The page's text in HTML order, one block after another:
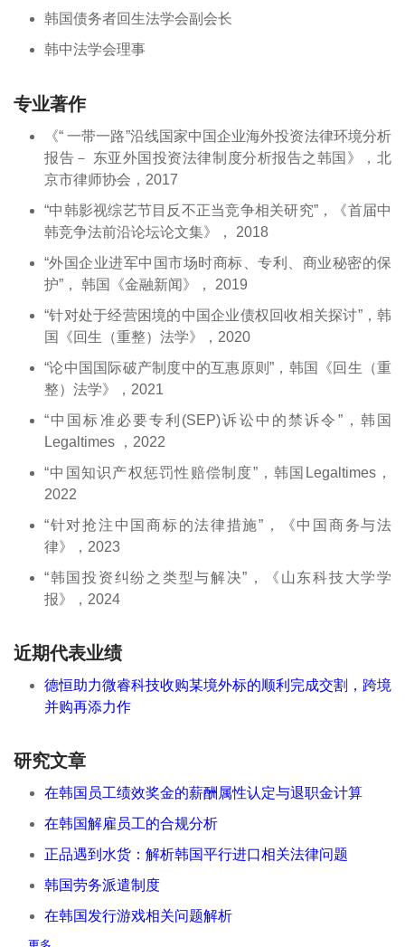
韩国债务者回生法学会副会长
韩中法学会理事
专业著作
《“ 一带一路”沿线国家中国企业海外投资法律环境分析
报告－ 东亚外国投资法律制度分析报告之韩国》，北
京市律师协会，2017
“中韩影视综艺节目反不正当竞争相关研究”，《首届中
韩竞争法前沿论坛论文集》， 2018
“外国企业进军中国市场时商标、专利、商业秘密的保
护”， 韩国《金融新闻》， 2019
“针对处于经营困境的中国企业债权回收相关探讨”，韩
国《回生（重整）法学》，2020
“论中国国际破产制度中的互惠原则”，韩国《回生（重
整）法学》，2021
“中国标准必要专利(SEP)诉讼中的禁诉令”，韩国
Legaltimes ，2022
“中国知识产权惩罚性赔偿制度”，韩国Legaltimes，
2022
“针对抢注中国商标的法律措施”，《中国商务与法
律》，2023
“韩国投资纠纷之类型与解决”，《山东科技大学学
报》，2024
近期代表业绩
德恒助力微睿科技收购某境外标的顺利完成交割，跨境
并购再添力作
研究文章
在韩国员工绩效奖金的薪酬属性认定与退职金计算
在韩国解雇员工的合规分析
正品遇到水货：解析韩国平行进口相关法律问题
韩国劳务派遣制度
在韩国发行游戏相关问题解析